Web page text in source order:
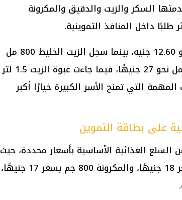
السكر والزيت والدقيق والمكرونة
داخل المنافذ التموينية.
وسجل السكر المعبأ وزن 1 كجم نحو 12.60 جنيه، بينما سجل الزيت الخليط 800 مل
نحو 30 جنيهًا، والزيت الخليط 700 مل نحو 27 جنيهًا، فيما جاءت عبوة الزيت 1.5 لتر
المهمة التي تمنح الأسر الكبيرة خيارًا أكبر
على بطاقة التموين
السلع الغذائية الأساسية بأسعار محددة، حيث
جاء الدقيق المعبأ وزن 1 كجم بسعر 18 جنيهًا، والمكرونة 800 جم بسعر 17 جنيهًا،